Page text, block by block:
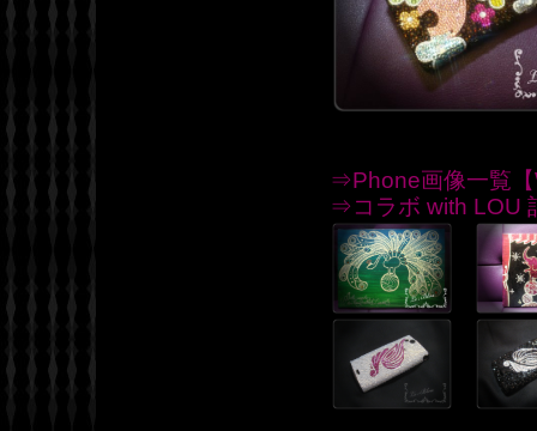
⇒Phone画像一覧
⇒コラボ with LOU